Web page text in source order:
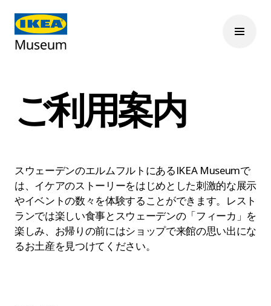
ご利用案内
スウェーデンのエルムフルトにあるIKEA Museumで
は、イケアのストーリーをはじめとした刺激的な展示
やイベントの数々を体験することができます。レスト
ランでは楽しい食事とスウェーデンの「フィーカ」を
楽しみ、お帰りの前にはショップで来館の思い出にな
るお土産を見つけてください。